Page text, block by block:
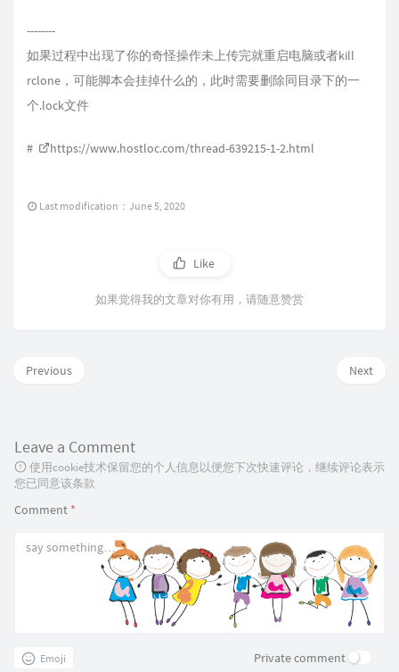
--------
如果过程中出现了你的奇怪操作未上传完就重启电脑或者kill
rclone，可能脚本会挂掉什么的，此时需要删除同目录下的一
个.lock文件
# https://www.hostloc.com/thread-639215-1-2.html
Last modification：June 5, 2020
Like
如果觉得我的文章对你有用，请随意赞赏
Next
Previous
Leave a Comment
使用cookie技术保留您的个人信息以便您下次快速评论，继续评论表示
您已同意该条款
Comment *
Emoji Private comment